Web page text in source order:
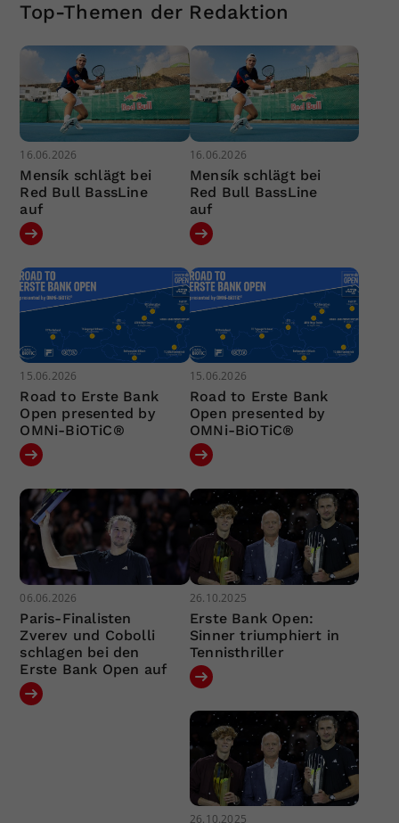
Top-Themen der Redaktion
16.06.2026
Mensík schlägt bei
Red Bull BassLine
auf
16.06.2026
Mensík schlägt bei
Red Bull BassLine
auf
15.06.2026
Road to Erste Bank
Open presented by
OMNi-BiOTiC®
15.06.2026
Road to Erste Bank
Open presented by
OMNi-BiOTiC®
06.06.2026
Paris-Finalisten
Zverev und Cobolli
schlagen bei den
Erste Bank Open auf
26.10.2025
Erste Bank Open:
Sinner triumphiert in
Tennisthriller
26.10.2025